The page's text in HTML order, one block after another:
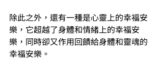
除此之外，還有一種是心靈上的幸福安
樂，它超越了身體和情緒上的幸福安
樂，同時卻又作用回饋給身體和靈魂的
幸福安樂。